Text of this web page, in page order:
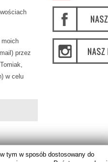
moich
przez
w celu
tym w sposób dostosowany do